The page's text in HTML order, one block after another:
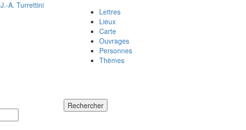
J.-A. Turrettini
Lettres
Lieux
Carte
Ouvrages
Personnes
Thèmes
Rechercher